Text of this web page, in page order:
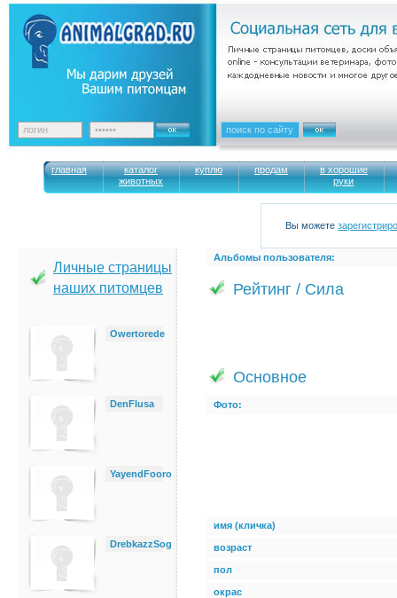
главная
каталог
животных
куплю продам
в хорошие
руки
Вы можете
Личные страницы
наших питомцев
Owertorede
DenFlusa
YayendFooro
DrebkazzSog
Альбомы пользователя:
Рейтинг / Сила
Основное
Фото:
имя (кличка)
возраст
пол
окрас